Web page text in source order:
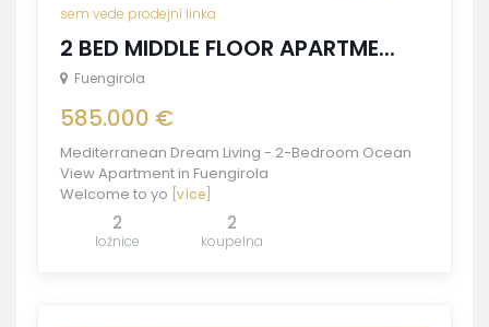
sem vede prodejní linka
2 BED MIDDLE FLOOR APARTME...
Fuengirola
585.000 €
Mediterranean Dream Living - 2-Bedroom Ocean
View Apartment in Fuengirola
Welcome to yo [více]
2
ložnice
2
koupelna